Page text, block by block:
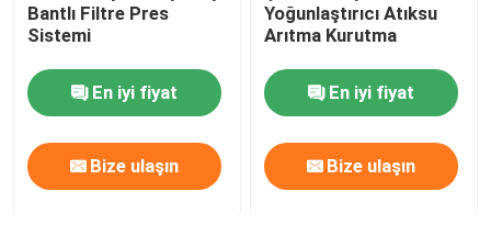
Bantlı Filtre Pres
Sistemi
En iyi fiyat
Bize ulaşın
Yoğunlaştırıcı Atıksu
Arıtma Kurutma
En iyi fiyat
Bize ulaşın